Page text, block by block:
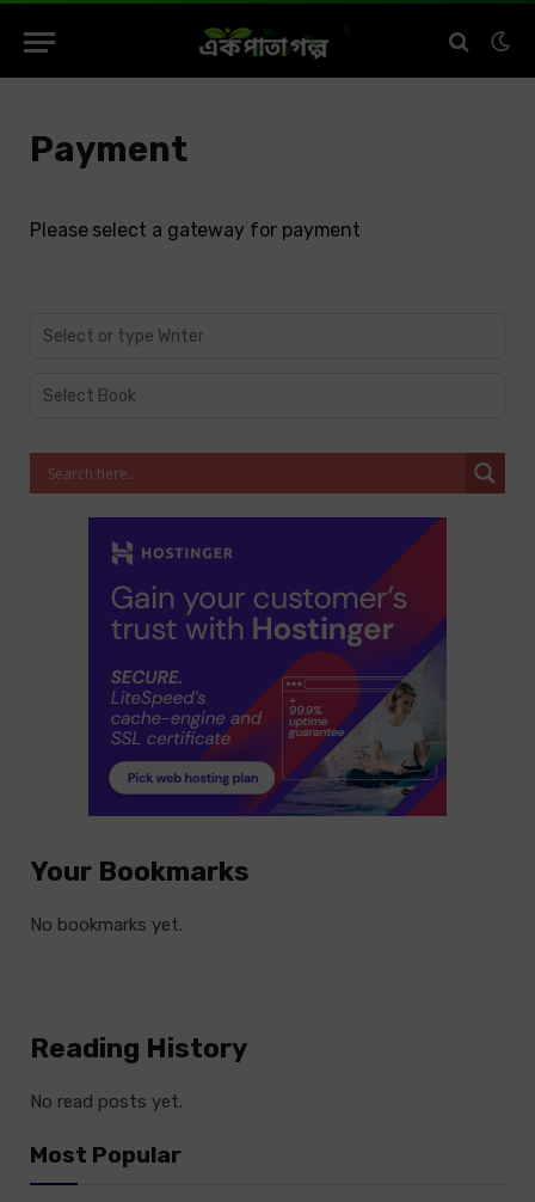
Payment
Please select a gateway for payment
Your Bookmarks
No bookmarks yet.
Reading History
No read posts yet.
Most Popular